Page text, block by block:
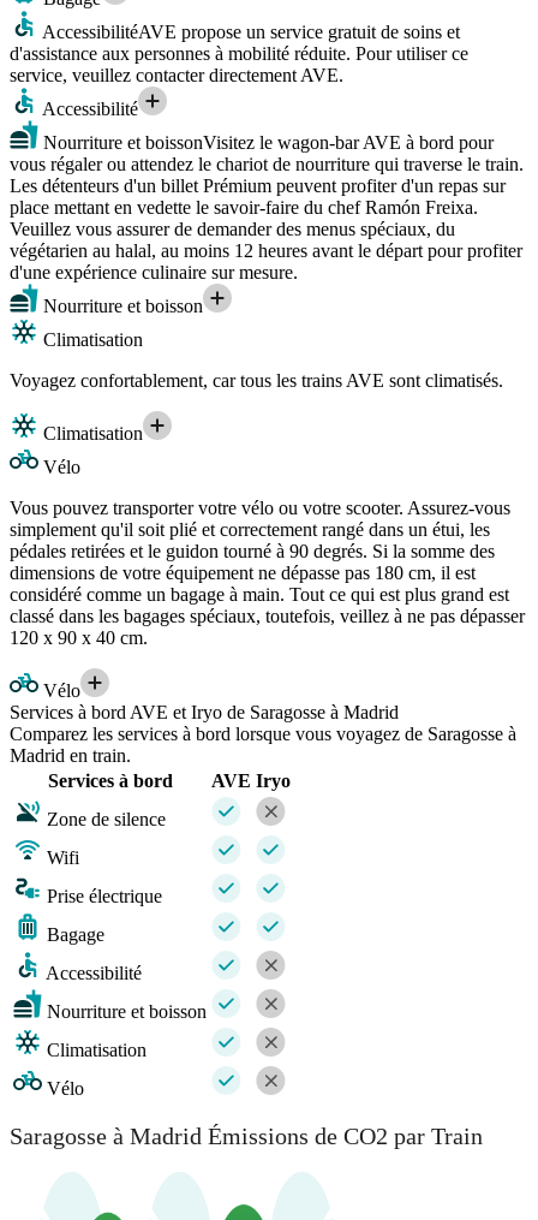
AccessibilitéAVE propose un service gratuit de soins et
d'assistance aux personnes à mobilité réduite. Pour utiliser ce
service, veuillez contacter directement AVE.
Accessibilité
Nourriture et boissonVisitez le wagon-bar AVE à bord pour
vous régaler ou attendez le chariot de nourriture qui traverse le train.
Les détenteurs d'un billet Prémium peuvent profiter d'un repas sur
place mettant en vedette le savoir-faire du chef Ramón Freixa.
Veuillez vous assurer de demander des menus spéciaux, du
végétarien au halal, au moins 12 heures avant le départ pour profiter
d'une expérience culinaire sur mesure.
Nourriture et boisson
Climatisation
Voyagez confortablement, car tous les trains AVE sont climatisés.
Climatisation
Vélo
Vous pouvez transporter votre vélo ou votre scooter. Assurez-vous
simplement qu'il soit plié et correctement rangé dans un étui, les
pédales retirées et le guidon tourné à 90 degrés. Si la somme des
dimensions de votre équipement ne dépasse pas 180 cm, il est
considéré comme un bagage à main. Tout ce qui est plus grand est
classé dans les bagages spéciaux, toutefois, veillez à ne pas dépasser
120 x 90 x 40 cm.
Vélo
Services à bord AVE et Iryo de Saragosse à Madrid
Comparez les services à bord lorsque vous voyagez de Saragosse à
Madrid en train.
Services à bord
AVE Iryo
Zone de silence
Wifi
Prise électrique
Bagage
Accessibilité
Nourriture et boisson
Climatisation
Vélo
Saragosse à Madrid Émissions de CO2 par Train